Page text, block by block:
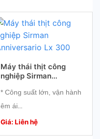
Máy thái thịt công
nghiệp Sirman
* Công suất lớn, vận hành
êm ái
* Lưỡi dao sắc bén giúp
thái thịt nhanh chóng,
Giá: Liên hệ